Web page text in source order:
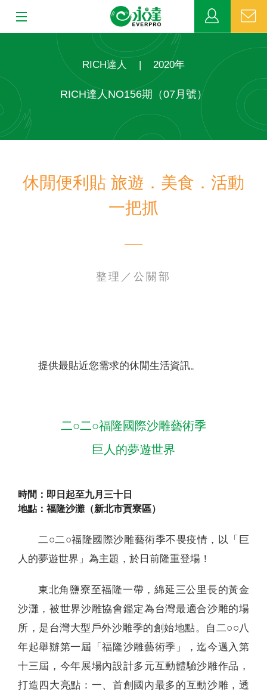
MDRT
公益活動
RICH達人 | 2020年
RICH達人NO156期（07月號）
休閒便利貼 旅遊．美食．活動
一把抓
整理／公關部
提供最貼近您需求的休閒生活資訊。
二○二○福隆國際沙雕藝術季
巨人的夢遊世界
時間：即日起至九月三十日
地點：福隆沙灘（新北市貢寮區）
二○二○福隆國際沙雕藝術季不畏疫情，以「巨
人的夢遊世界」為主題，於日前隆重登場！
東北角鹽寮至福隆一帶，綿延三公里長的黃金
沙灘，被世界沙雕協會鑑定為台灣最適合沙雕的場
所，是台灣大型戶外沙雕季的創始地點。自二○○八
年起舉辦第一屆「福隆沙雕藝術季」，迄今邁入第
十三屆，今年展場內設計多元互動體驗沙雕作品，
打造四大亮點：一、首創國內最多的互動沙雕，透